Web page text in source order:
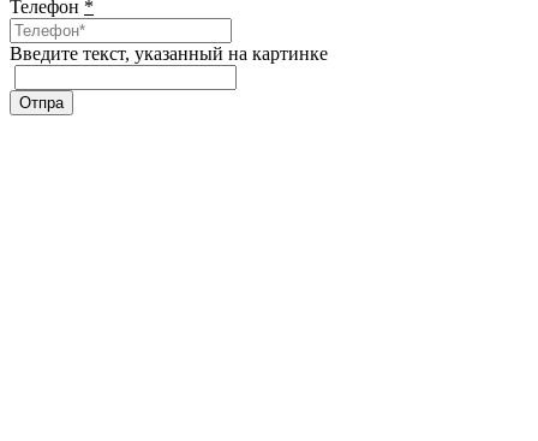
Телефон *
Введите текcт, указанный на картинке
Отпра